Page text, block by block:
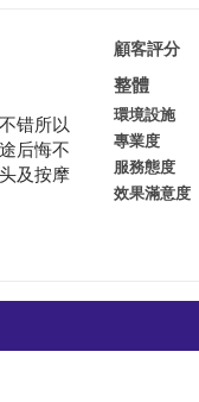
错所以
后悔不
及按摩
顧客評分
整體
環境設施
專業度
服務態度
效果滿意度